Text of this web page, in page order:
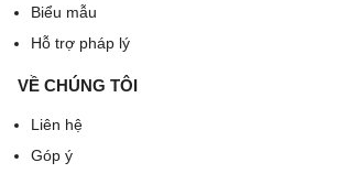
Biểu mẫu
Hỗ trợ pháp lý
VỀ CHÚNG TÔI
Liên hệ
Góp ý